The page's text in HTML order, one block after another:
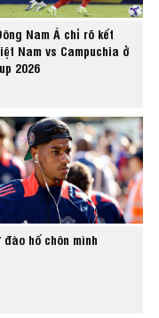
Nam Á chỉ rõ kết
Nam vs Campuchia ở
2026
đào hố chôn mình